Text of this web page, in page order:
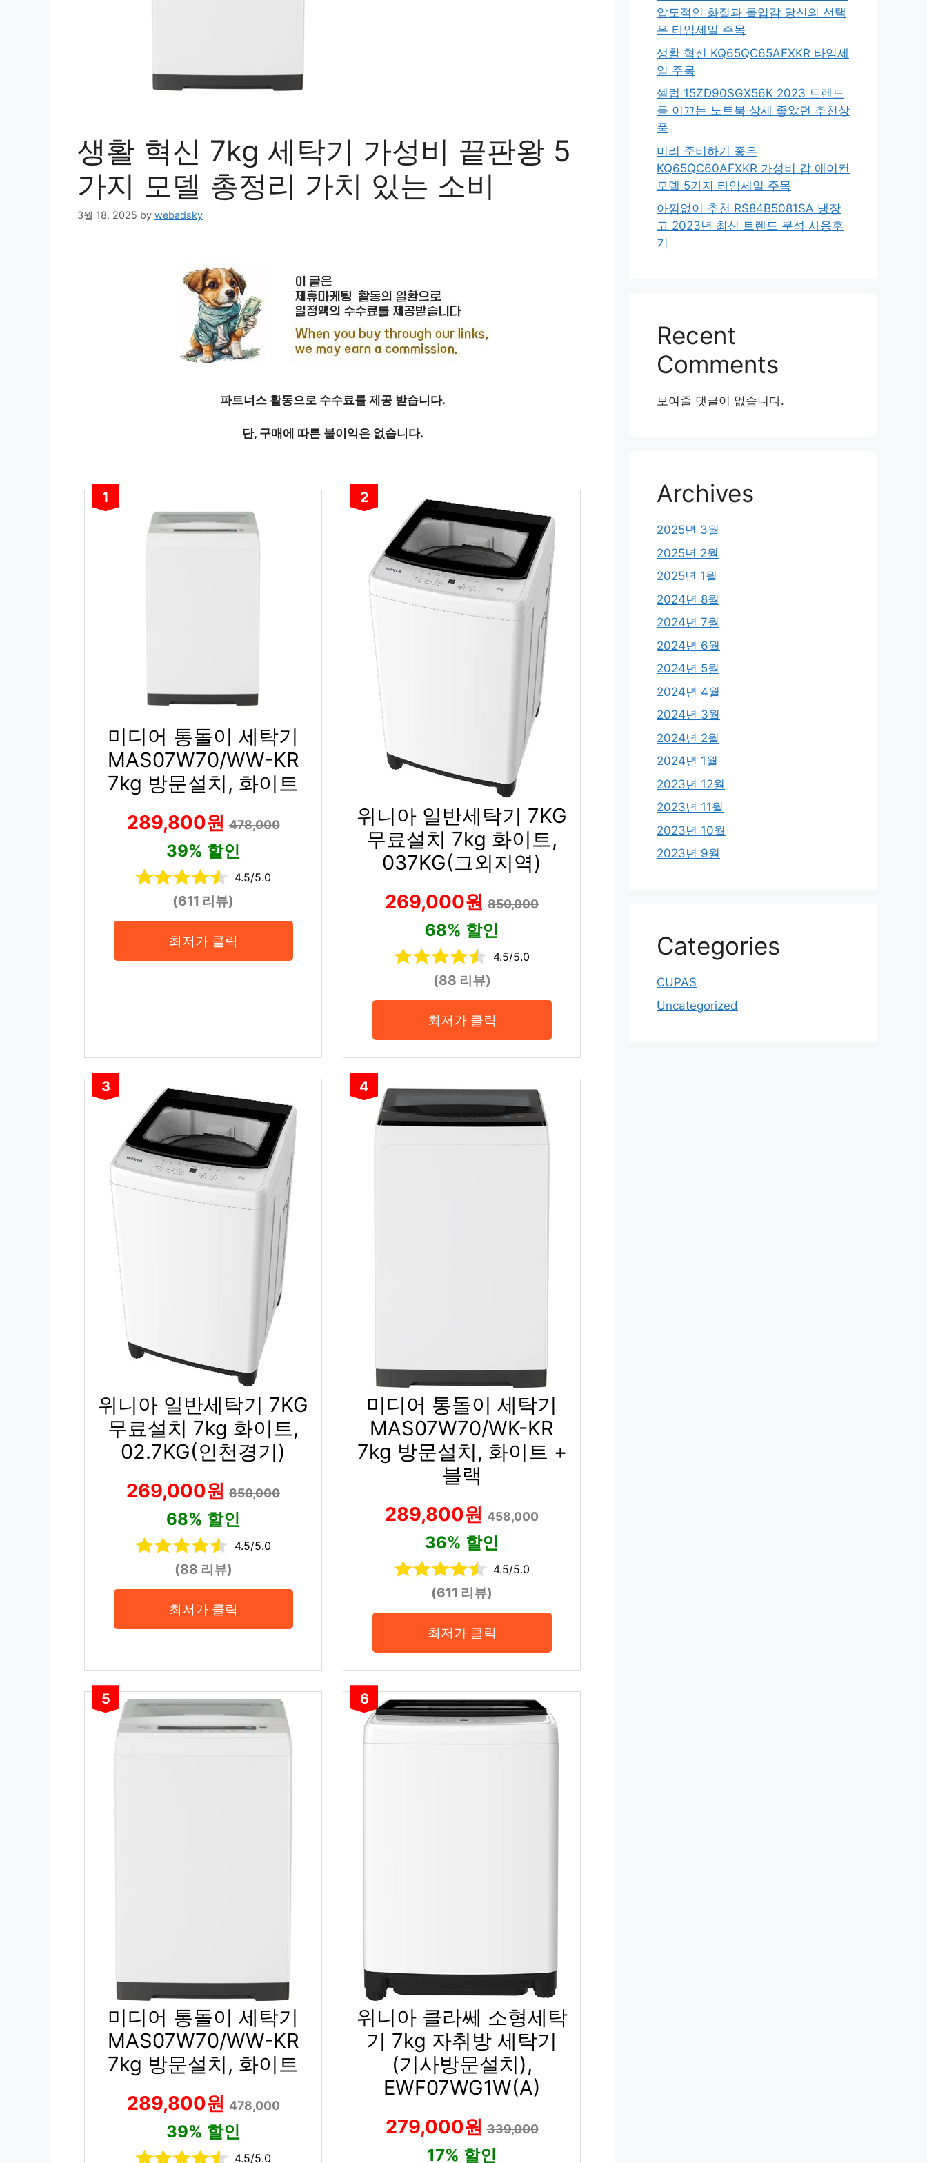
생활 혁신 7kg 세탁기 가성비 끝판왕 5
가지 모델 총정리 가치 있는 소비
3월 18, 2025 by webadsky
파트너스 활동으로 수수료를 제공 받습니다.
단, 구매에 따른 불이익은 없습니다.
1
미디어 통돌이 세탁기
MAS07W70/WW-KR
7kg 방문설치, 화이트
289,800원478,000
39% 할인
4.5/5.0
(611 리뷰)
최저가 클릭
2
위니아 일반세탁기 7KG
무료설치 7kg 화이트,
037KG(그외지역)
269,000원 850,000
68% 할인
4.5/5.0
(88 리뷰)
최저가 클릭
3
위니아 일반세탁기 7KG
무료설치 7kg 화이트,
02.7KG(인천경기)
269,000원 850,000
68% 할인
4.5/5.0
(88 리뷰)
최저가 클릭
4
미디어 통돌이 세탁기
MAS07W70/WK-KR
7kg 방문설치, 화이트 +
블랙
289,800원 458,000
36% 할인
4.5/5.0
(611 리뷰)
최저가 클릭
5
미디어 통돌이 세탁기
MAS07W70/WW-KR
7kg 방문설치, 화이트
289,800원478,000
39% 할인
4.5/5.0
6
위니아 클라쎄 소형세탁
기 7kg 자취방 세탁기
(기사방문설치),
EWF07WG1W(A)
279,000원339,000
17% 할인
압도적인 화질과 몰입감 당신의 선택
은 타임세일 주목
생활 혁신 KQ65QC65AFXKR 타임세
일 주목
셀럽 15ZD90SGX56K 2023 트렌드
를 이끄는 노트북 상세 좋았던 추천상
품
미리 준비하기 좋은
KQ65QC60AFXKR 가성비 갑 에어컨
모델 5가지 타임세일 주목
아낌없이 추천 RS84B5081SA 냉장
고 2023년 최신 트렌드 분석 사용후
기
Recent
Comments
보여줄 댓글이 없습니다.
Archives
2025년 3월
2025년 2월
2025년 1월
2024년 8월
2024년 7월
2024년 6월
2024년 5월
2024년 4월
2024년 3월
2024년 2월
2024년 1월
2023년 12월
2023년 11월
2023년 10월
2023년 9월
Categories
CUPAS
Uncategorized